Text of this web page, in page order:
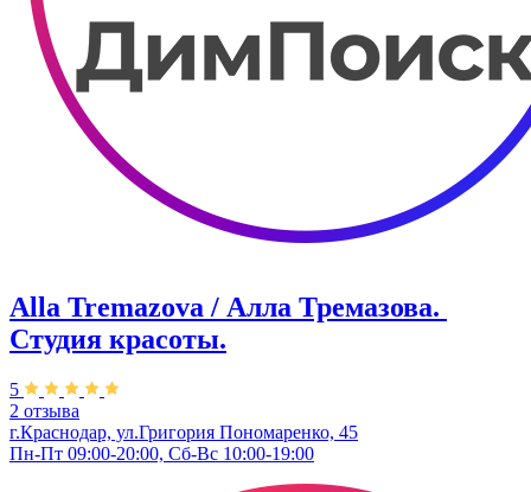
Alla Tremazova / Алла Тремазова. ​
Студия красоты.
5
2 отзыва
г.Краснодар, ул.​Григория Пономаренко, 45
Пн-Пт 09:00-20:00, Сб-Вс 10:00-19:00